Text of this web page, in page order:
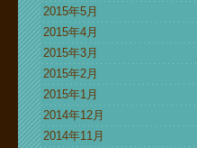
2015年5月
2015年4月
2015年3月
2015年2月
2015年1月
2014年12月
2014年11月